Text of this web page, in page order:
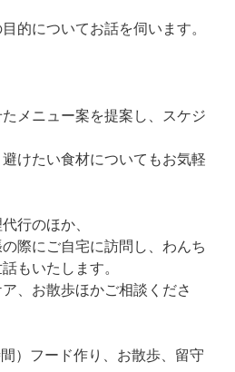
的についてお話を伺います。
メニュー案を提案し、スケジ
けたい食材についてもお気軽
行のほか、
際にご自宅に訪問し、わんち
もいたします。
ア、お散歩ほかご相談くださ
）フード作り、お散歩、留守